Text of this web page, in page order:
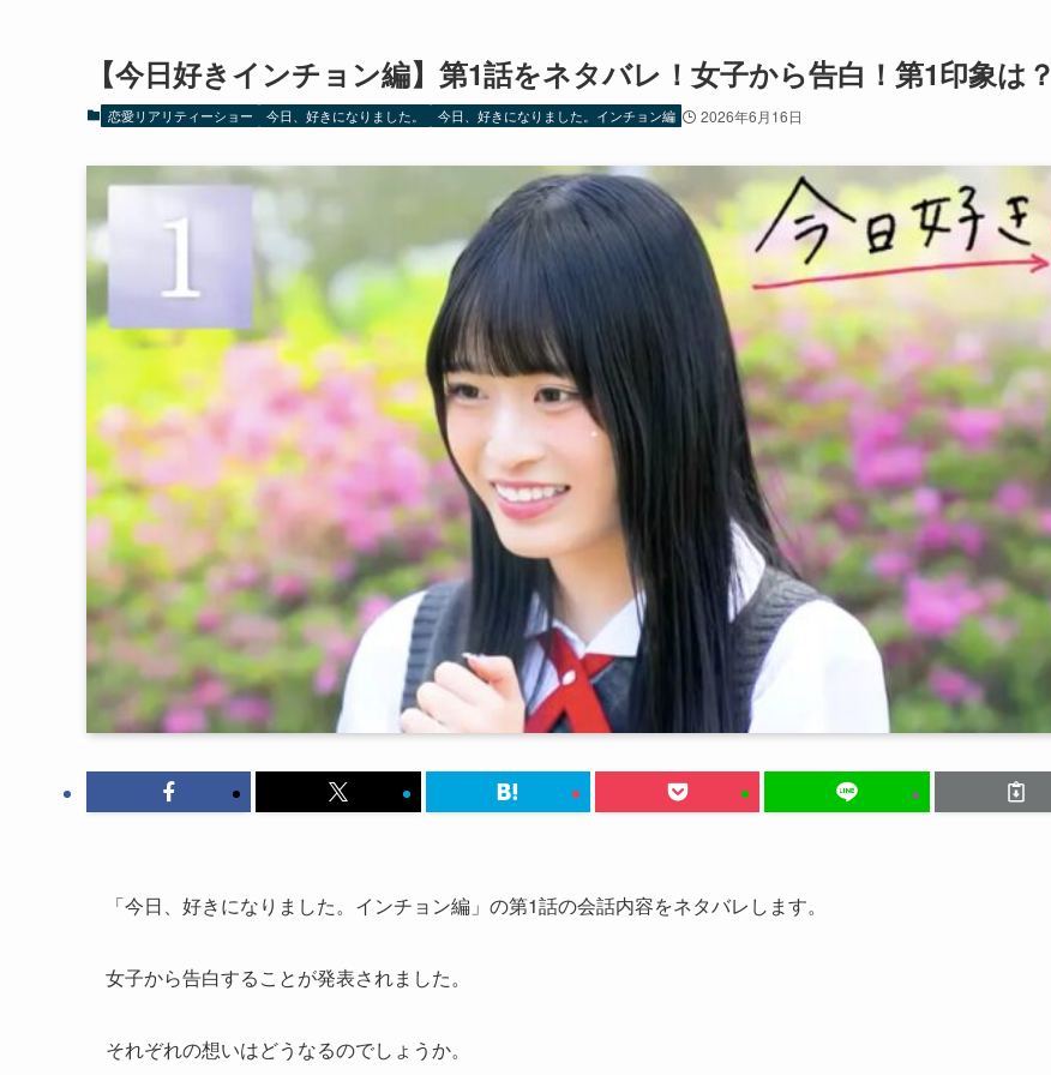
【今日好きインチョン編】第1話をネタバレ！女子から告白！第1印象は？
恋愛リアリティーショー 今日、好きになりました。 今日、好きになりました。インチョン編 2026年6月16日
「今日、好きになりました。インチョン編」の第1話の会話内容をネタバレします。
女子から告白することが発表されました。
それぞれの想いはどうなるのでしょうか。